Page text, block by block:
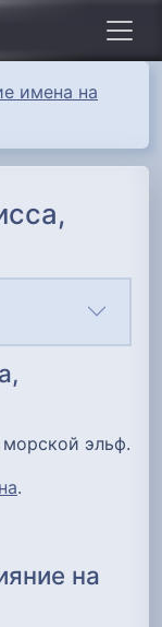
имена на
эльф.
.
на